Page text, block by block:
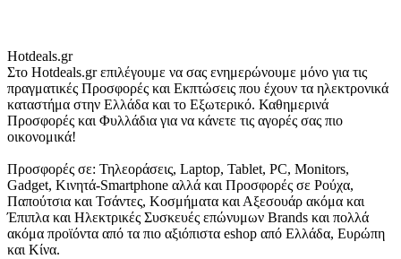
Hotdeals.gr
Στο Hotdeals.gr επιλέγουμε να σας ενημερώνουμε μόνο για τις
πραγματικές Προσφορές και Εκπτώσεις που έχουν τα ηλεκτρονικά
καταστήμα στην Ελλάδα και το Εξωτερικό. Καθημερινά
Προσφορές και Φυλλάδια για να κάνετε τις αγορές σας πιο
οικονομικά!
Προσφορές σε: Τηλεοράσεις, Laptop, Tablet, PC, Monitors,
Gadget, Κινητά-Smartphone αλλά και Προσφορές σε Ρούχα,
Παπούτσια και Τσάντες, Κοσμήματα και Αξεσουάρ ακόμα και
Έπιπλα και Ηλεκτρικές Συσκευές επώνυμων Brands και πολλά
ακόμα προϊόντα από τα πιο αξιόπιστα eshop από Ελλάδα, Ευρώπη
και Κίνα.